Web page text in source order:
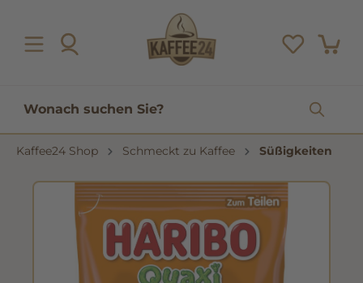
Kaffee24 Shop Schmeckt zu Kaffee Süßigkeiten